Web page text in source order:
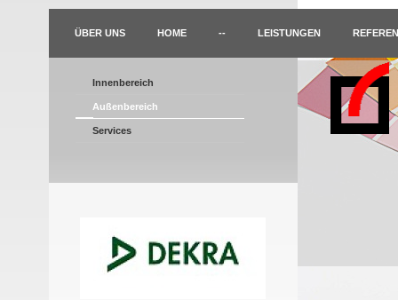
ÜBER UNS HOME -- LEISTUNGEN
Innenbereich
Außenbereich
Services